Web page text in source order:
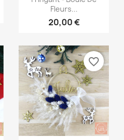
Fleurs...
20,00 €
favorite_border